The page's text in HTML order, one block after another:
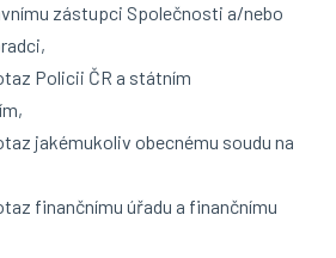
zástupci Společnosti a/nebo
Policii ČR a státním
jakémukoliv obecnému soudu na
finančnímu úřadu a finančnímu